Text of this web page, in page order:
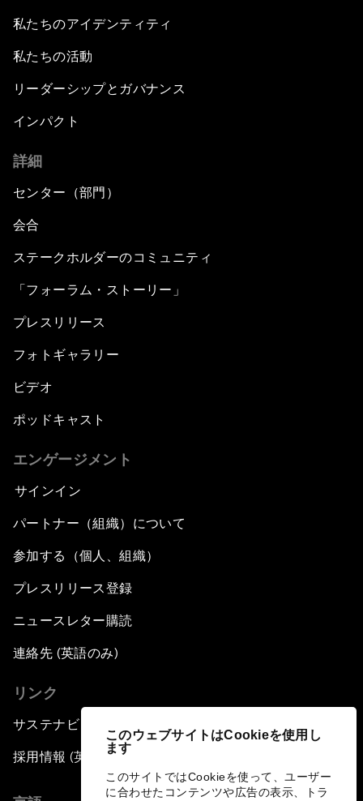
このウェブサイトはCookieを使用し
ます
このサイトではCookieを使って、ユーザー
に合わせたコンテンツや広告の表示、トラ
私たちのアイデンティティ
私たちの活動
リーダーシップとガバナンス
インパクト
詳細
センター（部門）
会合
ステークホルダーのコミュニティ
「フォーラム・ストーリー」
プレスリリース
フォトギャラリー
ビデオ
ポッドキャスト
エンゲージメント
サインイン
パートナー（組織）について
参加する（個人、組織）
プレスリリース登録
ニュースレター購読
連絡先 (英語のみ)
リンク
サステナビリティへの取り組み
採用情報 (英語のみ)